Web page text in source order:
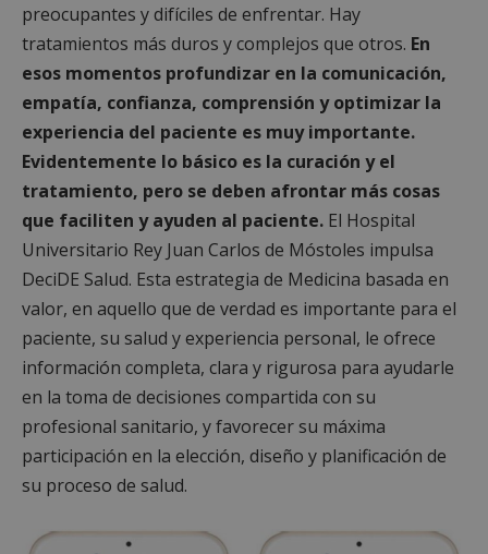
preocupantes y difíciles de enfrentar. Hay
tratamientos más duros y complejos que otros. En
esos momentos profundizar en la comunicación,
empatía, confianza, comprensión y optimizar la
experiencia del paciente es muy importante.
Evidentemente lo básico es la curación y el
tratamiento, pero se deben afrontar más cosas
que faciliten y ayuden al paciente. El Hospital
Universitario Rey Juan Carlos de Móstoles impulsa
DeciDE Salud. Esta estrategia de Medicina basada en
valor, en aquello que de verdad es importante para el
paciente, su salud y experiencia personal, le ofrece
información completa, clara y rigurosa para ayudarle
en la toma de decisiones compartida con su
profesional sanitario, y favorecer su máxima
participación en la elección, diseño y planificación de
su proceso de salud.